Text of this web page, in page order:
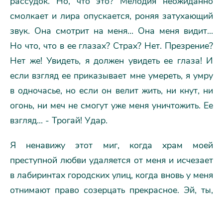
смолкает и лира опускается, роняя затухающий
звук. Она смотрит на меня... Она меня видит...
Hо что, что в ее глазах? Страх? Hет. Презрение?
Hет же! Увидеть, я должен увидеть ее глаза! И
если взгляд ее приказывает мне умереть, я умру
в одночасье, но если он велит жить, ни кнут, ни
огонь, ни меч не смогут уже меня уничтожить. Ее
взгляд... - Трогай! Удар.
Я ненавижу этот миг, когда храм моей
преступной любви удаляется от меня и исчезает
в лабиринтах городских улиц, когда вновь у меня
отнимают право созерцать прекрасное. Эй, ты,